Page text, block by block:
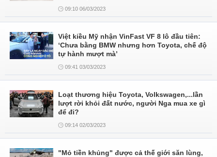
09:10 06/03/2023
Việt kiều Mỹ nhận VinFast VF 8 lô đầu tiên:
‘Chưa bằng BMW nhưng hơn Toyota, chế độ
tự hành mượt mà’
09:41 03/03/2023
Loạt thương hiệu Toyota, Volkswagen,...lần
lượt rời khỏi đất nước, người Nga mua xe gì
để đi?
09:14 02/03/2023
"Mỏ tiền khủng" được cả thế giới săn lùng,